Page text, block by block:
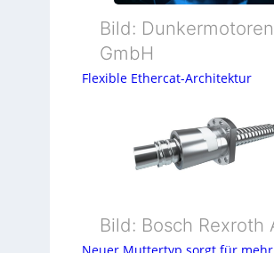
Bild: Dunkermotoren
GmbH
Flexible Ethercat-Architektur
Bild: Bosch Rexroth